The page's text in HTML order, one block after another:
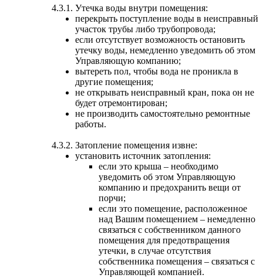
4.3.1. Утечка воды внутри помещения:
перекрыть поступление воды в неисправный
участок трубы либо трубопровода;
если отсутствует возможность остановить
утечку воды, немедленно уведомить об этом
Управляющую компанию;
вытереть пол, чтобы вода не проникла в
другие помещения;
не открывать неисправный кран, пока он не
будет отремонтирован;
не производить самостоятельно ремонтные
работы.
4.3.2. Затопление помещения извне:
установить источник затопления:
если это крыша – необходимо
уведомить об этом Управляющую
компанию и предохранить вещи от
порчи;
если это помещение, расположенное
над Вашим помещением – немедленно
связаться с собственником данного
помещения для предотвращения
утечки, в случае отсутствия
собственника помещения – связаться с
Управляющей компанией.